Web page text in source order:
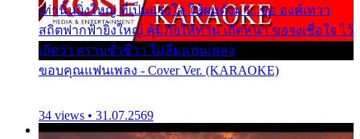
เท่านั้นยิ่งใหญ่ ที่เป็นแรงใจ ให้ผมดังมา.. ขอ องค์เทวา
สถิตฟากฟ้ายิ่งใหญ่ คุ้มภัยให้ท่าน เถิดหนา ขอจงเชื่อใจ ไว้
เถิดว่า ตราบชั่วชีวา ไม่ลืมแฟนเพลง
ขอบคุณแฟนเพลง - Cover Ver. (KARAOKE)
34 views • 31.07.2569